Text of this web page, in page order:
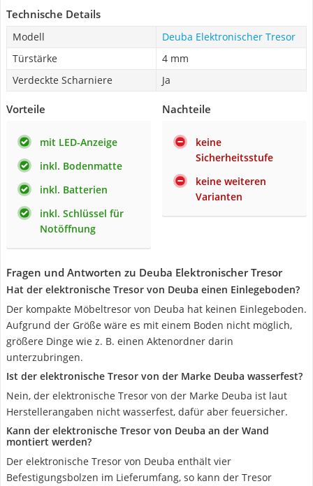
Technische Details
Modell
Deuba Elektronischer Tresor
Türstärke
4 mm
Verdeckte Scharniere
Ja
Vorteile
mit LED-Anzeige
inkl. Bodenmatte
inkl. Batterien
inkl. Schlüssel für
Notöffnung
Nachteile
keine
Sicherheitsstufe
keine weiteren
Varianten
Fragen und Antworten zu Deuba Elektronischer Tresor
Hat der elektronische Tresor von Deuba einen Einlegeboden?
Der kompakte Möbeltresor von Deuba hat keinen Einlegeboden.
Aufgrund der Größe wäre es mit einem Boden nicht möglich,
größere Dinge wie z. B. einen Aktenordner darin
unterzubringen.
Ist der elektronische Tresor von der Marke Deuba wasserfest?
Nein, der elektronische Tresor von der Marke Deuba ist laut
Herstellerangaben nicht wasserfest, dafür aber feuersicher.
Kann der elektronische Tresor von Deuba an der Wand
montiert werden?
Der elektronische Tresor von Deuba enthält vier
Befestigungsbolzen im Lieferumfang, so kann der Tresor